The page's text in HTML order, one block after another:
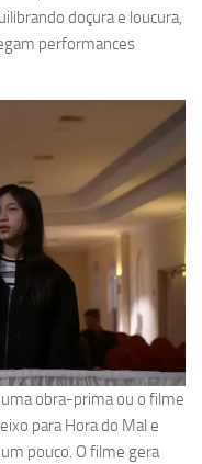
doçura e loucura,
performances
uma obra-prima ou o filme
para Hora do Mal e
pouco. O filme gera